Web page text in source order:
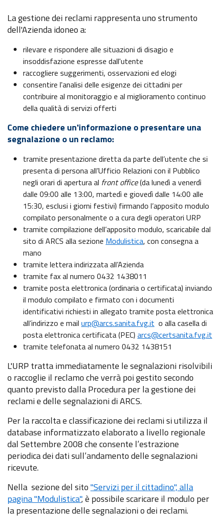
La gestione dei reclami rappresenta uno strumento
dell'Azienda idoneo a:
rilevare e rispondere alle situazioni di disagio e
insoddisfazione espresse dall'utente
raccogliere suggerimenti, osservazioni ed elogi
consentire l'analisi delle esigenze dei cittadini per
contribuire al monitoraggio e al miglioramento continuo
della qualità di servizi offerti
Come chiedere un'informazione o presentare una
segnalazione o un reclamo:
tramite presentazione diretta da parte dell’utente che si
presenta di persona all’Ufficio Relazioni con il Pubblico
negli orari di apertura al front office(da lunedì a venerdì
dalle 09:00 alle 13:00, martedì e giovedì dalle 14:00 alle
15:30, esclusi i giorni festivi) firmando l’apposito modulo
compilato personalmente o a cura degli operatori URP
tramite compilazione dell’apposito modulo, scaricabile dal
sito di ARCS alla sezione Modulistica, con consegna a
mano
tramite lettera indirizzata all’Azienda
tramite fax al numero 0432 1438011
tramite posta elettronica (ordinaria o certificata) inviando
il modulo compilato e firmato con i documenti
identificativi richiesti in allegato tramite posta elettronica
all’indirizzo e mail urp@arcs.sanita.fvg.it o alla casella di
posta elettronica certificata (PEC) arcs@certsanita.fvg.it
tramite telefonata al numero 0432 1438151
L'URP tratta immediatamente le segnalazioni risolvibili
o raccoglie il reclamo che verrà poi gestito secondo
quanto previsto dalla Procedura per la gestione dei
reclami e delle segnalazioni di ARCS.
Per la raccolta e classificazione dei reclami si utilizza il
database informatizzato elaborato a livello regionale
dal Settembre 2008 che consente l’estrazione
periodica dei dati sull’andamento delle segnalazioni
ricevute.
Nella sezione del sito"Servizi per il cittadino", alla
pagina "Modulistica", è possibile scaricare il modulo per
la presentazione delle segnalazioni o dei reclami.